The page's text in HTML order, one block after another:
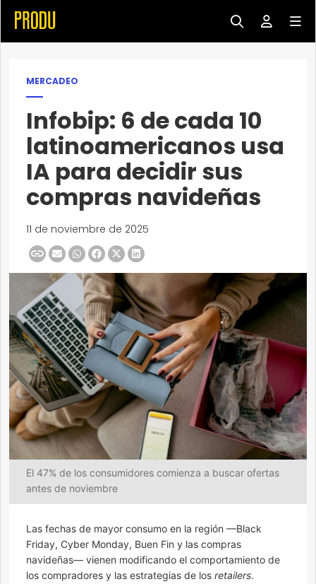
MERCADEO
Infobip: 6 de cada 10
latinoamericanos usa
IA para decidir sus
compras navideñas
11 de noviembre de 2025
El 47% de los consumidores comienza a buscar ofertas
antes de noviembre
Las fechas de mayor consumo en la región —Black
Friday, Cyber Monday, Buen Fin y las compras
navideñas— vienen modificando el comportamiento de
los compradores y las estrategias de los retailers.